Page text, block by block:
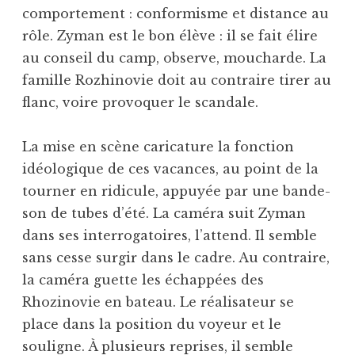
comportement : conformisme et distance au
rôle. Zyman est le bon élève : il se fait élire
au conseil du camp, observe, moucharde. La
famille Rozhinovie doit au contraire tirer au
flanc, voire provoquer le scandale.
La mise en scène caricature la fonction
idéologique de ces vacances, au point de la
tourner en ridicule, appuyée par une bande-
son de tubes d’été. La caméra suit Zyman
dans ses interrogatoires, l’attend. Il semble
sans cesse surgir dans le cadre. Au contraire,
la caméra guette les échappées des
Rhozinovie en bateau. Le réalisateur se
place dans la position du voyeur et le
souligne. À plusieurs reprises, il semble